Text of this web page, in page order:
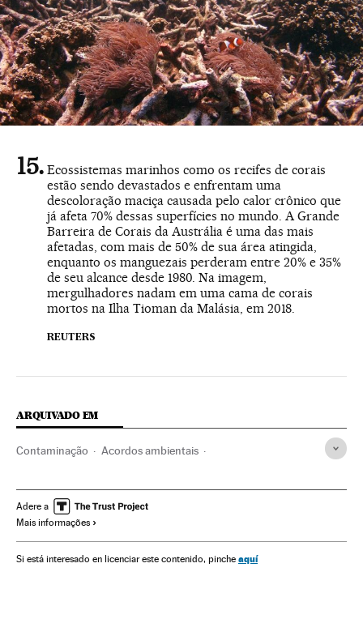
Ecossistemas marinhos como os recifes de corais
estão sendo devastados e enfrentam uma
descoloração maciça causada pelo calor crônico que
já afeta 70% dessas superfícies no mundo. A Grande
Barreira de Corais da Austrália é uma das mais
afetadas, com mais de 50% de sua área atingida,
enquanto os manguezais perderam entre 20% e 35%
de seu alcance desde 1980. Na imagem,
mergulhadores nadam em uma cama de corais
mortos na Ilha Tioman da Malásia, em 2018.
REUTERS
ARQUIVADO EM
Contaminação Acordos ambientais
Problemas ambientais Proteção ambiental
Meio ambiente
Conferência Mudança Climática
Adere a
Mais informações
Si está interesado en licenciar este contenido, pinche aquí